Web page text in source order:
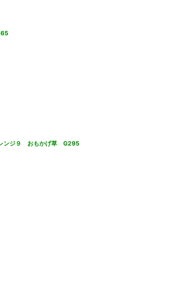
ンジ９ おもかげ草 G295